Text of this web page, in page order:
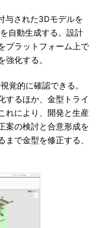
与された3Dモデルを
自動生成する。設計
プラットフォーム上で
化する。
覚的に確認できる。
するほか、金型トライ
れにより、開発と生産
案の検討と合意形成を
で金型を修正する、